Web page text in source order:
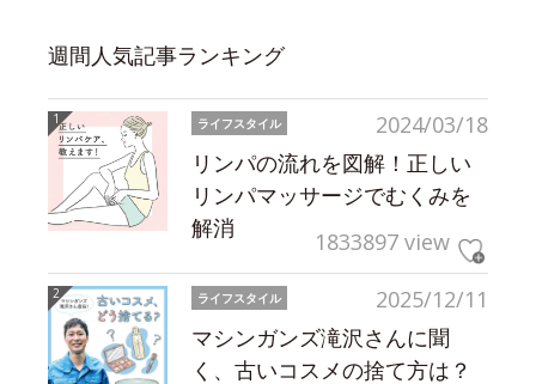
週間人気記事ランキング
2024/03/18
ライフスタイル
リンパの流れを図解！正しい
リンパマッサージでむくみを
解消
1833897 view
2025/12/11
ライフスタイル
マシンガンズ滝沢さんに聞
く、古いコスメの捨て方は？